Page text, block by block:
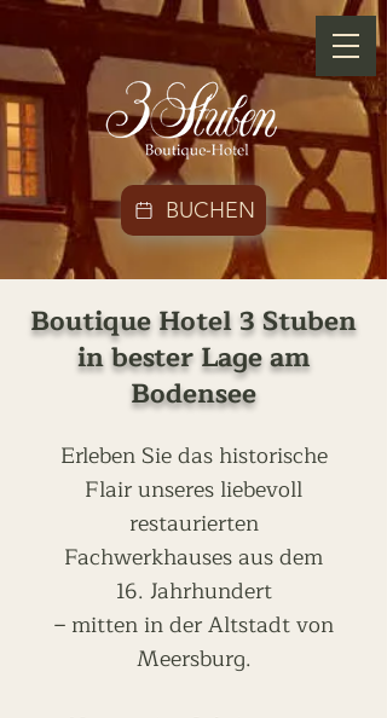
BUCHEN
Boutique Hotel 3 Stuben
in bester Lage am
Bodensee
Erleben Sie das historische
Flair unseres liebevoll
restaurierten
Fachwerkhauses aus dem
16. Jahrhundert
– mitten in der Altstadt von
Meersburg.